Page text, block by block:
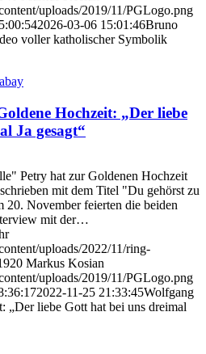
uploads/2019/11/PGLogo.png
2026-03-06 15:01:46Bruno
voller katholischer Symbolik
Hochzeit: „Der liebe
Ja gesagt“
Petry hat zur Goldenen Hochzeit
mit dem Titel "Du gehörst zu
November feierten die beiden
mit der…
uploads/2022/11/ring-
Markus Kosian
uploads/2019/11/PGLogo.png
2022-11-25 21:33:45Wolfgang
„Der liebe Gott hat bei uns dreimal